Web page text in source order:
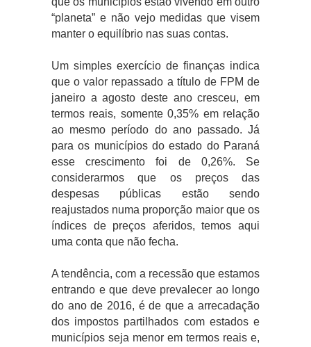
“planeta” e não vejo medidas que visem
manter o equilíbrio nas suas contas.
Um simples exercício de finanças indica
que o valor repassado a título de FPM de
janeiro a agosto deste ano cresceu, em
termos reais, somente 0,35% em relação
ao mesmo período do ano passado. Já
para os municípios do estado do Paraná
esse crescimento foi de 0,26%. Se
considerarmos que os preços das
despesas públicas estão sendo
reajustados numa proporção maior que os
índices de preços aferidos, temos aqui
uma conta que não fecha.
A tendência, com a recessão que estamos
entrando e que deve prevalecer ao longo
do ano de 2016, é de que a arrecadação
dos impostos partilhados com estados e
municípios seja menor em termos reais e,